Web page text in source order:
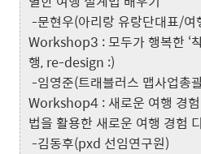
-문현우(아리랑 유랑단대표/여
Workshop3 : 모두가 행복한 ‘
행, re-design :)
-임영준(트래블러스 맵사업총
Workshop4 : 새로운 여행 경
법을 활용한 새로운 여행 경험
-김동후(pxd 선임연구원)